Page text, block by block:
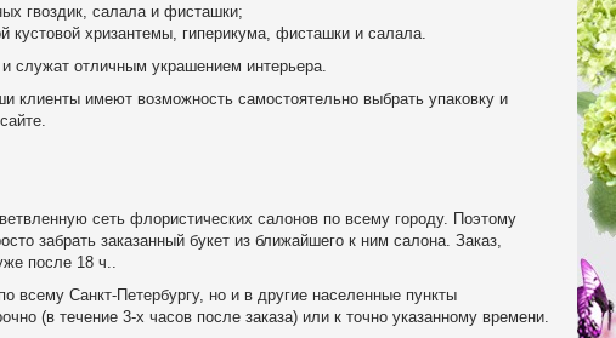
гвоздик, салала и фисташки;
хризантемы, гиперикума, фисташки и салала.
служат отличным украшением интерьера.
имеют возможность самостоятельно выбрать упаковку и
сеть флористических салонов по всему городу. Поэтому
забрать заказанный букет из ближайшего к ним салона. Заказ,
после 18 ч..
всему Санкт-Петербургу, но и в другие населенные пункты
(в течение 3-х часов после заказа) или к точно указанному времени.